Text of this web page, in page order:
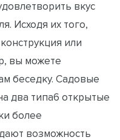
вкус
Исходя их того,
или
вы можете
беседку. Садовые
два типа6 открытые
более
возможность